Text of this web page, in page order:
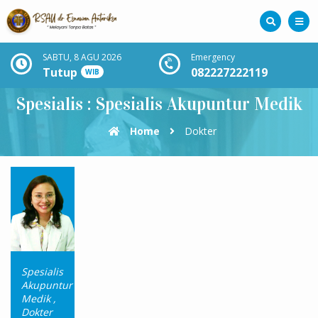
SABTU, 8 AGU 2026
Tutup WIB
Emergency
082227222119
Spesialis : Spesialis Akupuntur Medik
Home Dokter
Spesialis
Akupuntur
Medik,
Dokter